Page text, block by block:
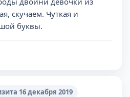
скучаем. Чуткая и
буквы.
16 декабря 2019